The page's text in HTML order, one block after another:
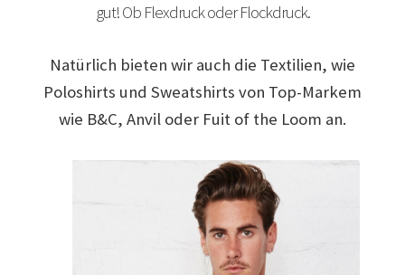
Arbeitskleidung bedrucken Braunschweig – Firmenlogo
Arbeitskleidung bedrucken Dresden – Firmenlogo
Arbeitskleidung bedrucken Göttingen – Firmenlogo
Arbeitskleidung bedrucken Hamburg – Firmenlogo
Arbeitskleidung bedrucken Hannover – Firmenlogo
Arbeitskleidung BEDRUCKEN Leonberg / Berufsbekleidung
gut! Ob Flexdruck oder Flockdruck.
Natürlich bieten wir auch die Textilien, wie
Poloshirts und Sweatshirts von Top-Markem
wie B&C, Anvil oder Fuit of the Loom an.